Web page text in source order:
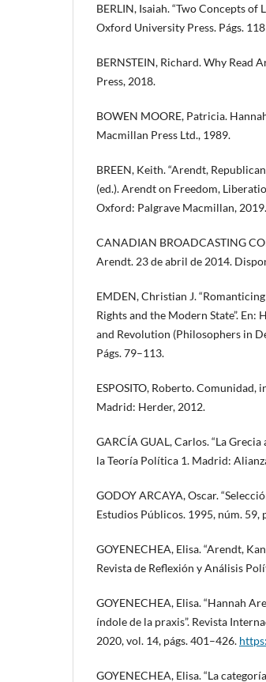
BERLIN, Isaiah. “Two Concepts of
Oxford University Press. Págs.
BERNSTEIN, Richard. Why Read
Press, 2018.
BOWEN MOORE, Patricia.
Macmillan Press Ltd., 1989.
BREEN, Keith. “Arendt,
(ed.). Arendt on Freedom,
Oxford: Palgrave Macmillan,
CANADIAN BROADCASTING
Arendt. 23 de abril de 2014.
EMDEN, Christian J.
Rights and the Modern State”.
and Revolution (Philosophers in
Págs. 79–113.
ESPOSITO, Roberto.
Madrid: Herder, 2012.
GARCÍA GUAL, Carlos. “La
la Teoría Política 1. Madrid:
GODOY ARCAYA, Oscar.
Estudios Públicos. 1995, núm. 59,
GOYENECHEA, Elisa. “Arendt,
Revista de Reflexión y Análisis
GOYENECHEA, Elisa. “Hannah
índole de la praxis”. Revista
2020, vol. 14, págs. 401–426.
GOYENECHEA, Elisa. “La